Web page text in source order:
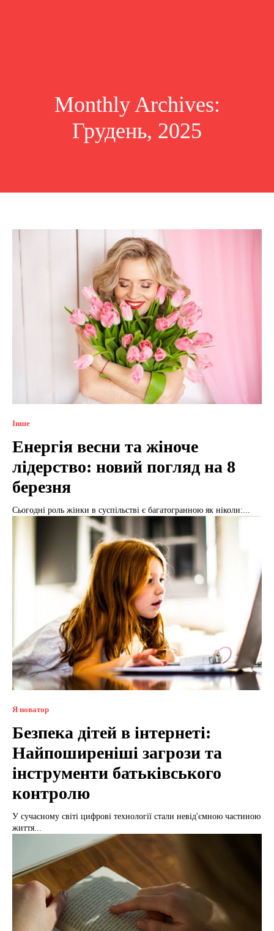
Monthly Archives:
Грудень, 2025
Інше
Енергія весни та жіноче
лідерство: новий погляд на 8
березня
Сьогодні роль жінки в суспільстві є багатогранною як ніколи:...
Я новатор
Безпека дітей в інтернеті:
Найпоширеніші загрози та
інструменти батьківського
контролю
У сучасному світі цифрові технології стали невід'ємною частиною
життя...